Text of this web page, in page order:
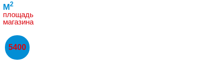
M2
площадь
магазина
5400